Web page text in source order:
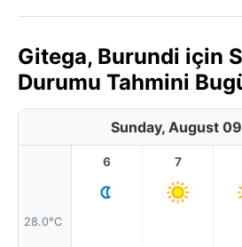
Gitega, Burundi için
Durumu Tahmini
Sunday, August
28.0°C
6 7